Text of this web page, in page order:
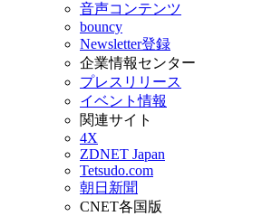
音声コンテンツ
bouncy
Newsletter登録
企業情報センター
プレスリリース
イベント情報
関連サイト
4X
ZDNET Japan
Tetsudo.com
朝日新聞
CNET各国版